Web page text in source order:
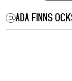
ADA FINNS